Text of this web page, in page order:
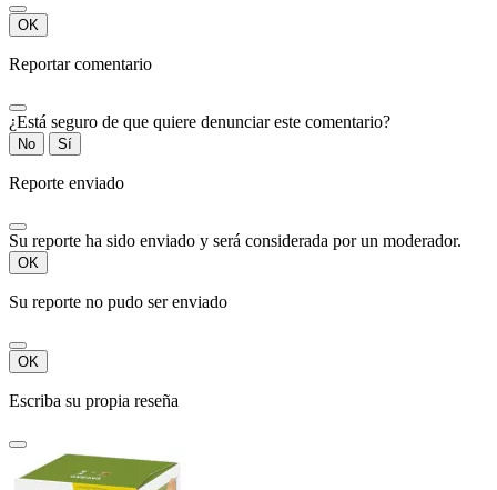
OK
Reportar comentario
¿Está seguro de que quiere denunciar este comentario?
No Sí
Reporte enviado
Su reporte ha sido enviado y será considerada por un moderador.
OK
Su reporte no pudo ser enviado
OK
Escriba su propia reseña